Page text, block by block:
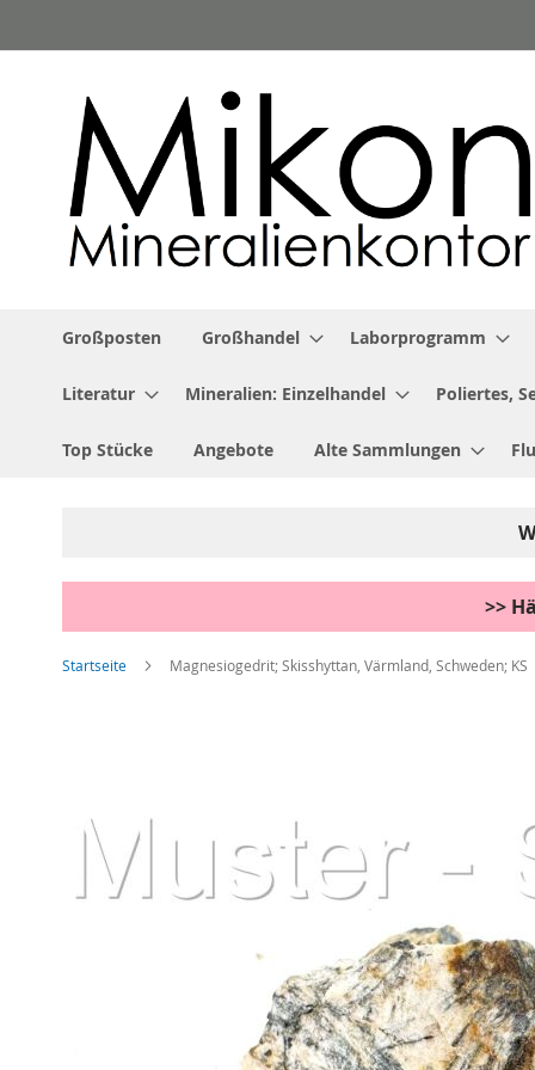
Inhalt
Großposten Großhandel Laborprogramm
Literatur Mineralien: Einzelhandel Poliertes,
Top Stücke Angebote Alte Sammlungen
>>
Startseite Magnesiogedrit; Skisshyttan, Värmland, Schweden; KS